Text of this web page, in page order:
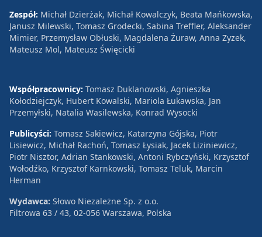
Zespół: Michał Dzierżak, Michał Kowalczyk, Beata Mańkowska,
Janusz Milewski, Tomasz Grodecki, Sabina Treffler, Aleksander
Mimier, Przemysław Obłuski, Magdalena Żuraw, Anna Zyzek,
Mateusz Mol, Mateusz Święcicki
Współpracownicy: Tomasz Duklanowski, Agnieszka
Kołodziejczyk, Hubert Kowalski, Mariola Łukawska, Jan
Przemyłski, Natalia Wasilewska, Konrad Wysocki
Publicyści: Tomasz Sakiewicz, Katarzyna Gójska, Piotr
Lisiewicz, Michał Rachoń, Tomasz Łysiak, Jacek Liziniewicz,
Piotr Nisztor, Adrian Stankowski, Antoni Rybczyński, Krzysztof
Wołodźko, Krzysztof Karnkowski, Tomasz Teluk, Marcin
Herman
Wydawca: Słowo Niezależne Sp. z o.o.
Filtrowa 63 / 43, 02-056 Warszawa, Polska